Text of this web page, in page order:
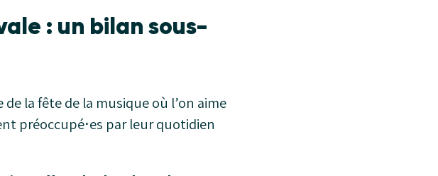
: un bilan sous-
la fête de la musique où l’on aime
préoccupé⋅es par leur quotidien